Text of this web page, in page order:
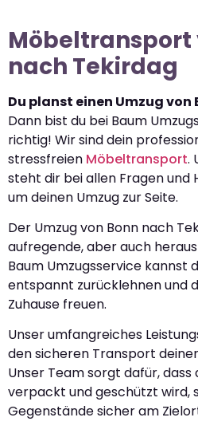
Möbeltransport
nach Tekirdag
Du planst einen Umzug
Dann bist du bei Baum
richtig! Wir sind dein
stressfreien Möbeltransport.
steht dir bei allen Fragen und
um deinen Umzug zur Seite.
Der Umzug von Bonn nach
aufregende, aber auch
Baum Umzugsservice kannst
entspannt zurücklehnen und
Zuhause freuen.
Unser umfangreiches
den sicheren Transport
Unser Team sorgt dafür,
verpackt und geschützt wird,
Gegenstände sicher am